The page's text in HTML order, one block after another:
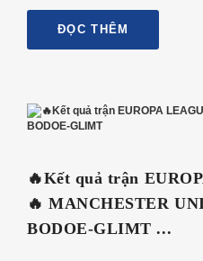
ĐỌC THÊM
🔥Kết quả trận
🔥 MANCHESTER
BODOE-GLIMT ...